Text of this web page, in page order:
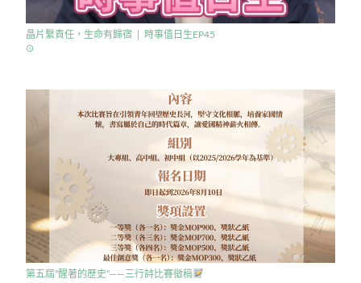
晶片繫責任，生命有歸宿 │ 時事值日生EP45
access_time
第五屆”醒著的歷史”——三行詩比賽徵稿